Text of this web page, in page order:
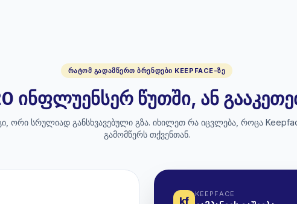
ᲠᲐᲢᲝᲛ ᲒᲐᲓᲐᲛᲬᲔᲠᲗ ᲑᲠᲔᲜᲓᲔᲑᲘ KEEPFACE-ᲖᲔ
ინფლუენსერ წუთში, ან
ორი სრულიად განსხვავებული გზა. იხილეთ რა იცვლება, როცა
გამომწერს თქვენთან.
kf
KEEPFACE